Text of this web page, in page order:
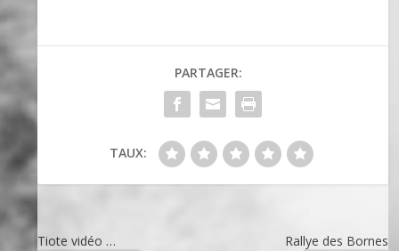
PARTAGER:
TAUX:
Tiote vidéo …
Rallye des Bornes